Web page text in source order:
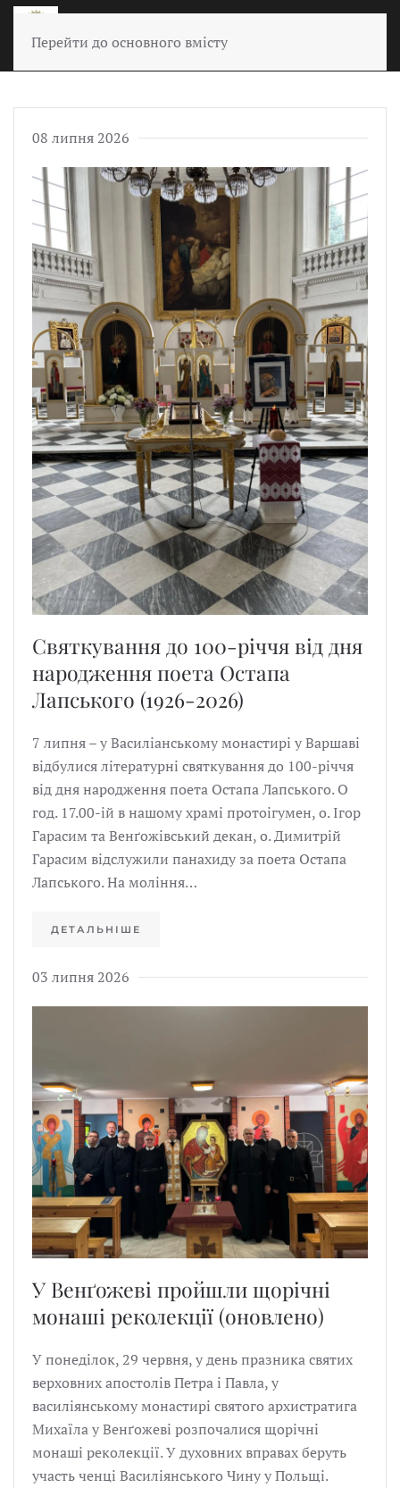
Перейти до основного вмісту
08 липня 2026
Святкування до 100-річчя від дня
народження поета Остапа
Лапського (1926-2026)
7 липня – у Василіанському монастирі у Варшаві
відбулися літературні святкування до 100-річчя
від дня народження поета Остапа Лапського. О
год. 17.00-ій в нашому храмі протоігумен, о. Ігор
Гарасим та Венґожівський декан, о. Димитрій
Гарасим відслужили панахиду за поета Остапа
Лапського. На моління…
ДЕТАЛЬНІШЕ
03 липня 2026
У Венґожеві пройшли щорічні
монаші реколекції (оновлено)
У понеділок, 29 червня, у день празника святих
верховних апостолів Петра і Павла, у
василіянському монастирі святого архистратига
Михаїла у Венґожеві розпочалися щорічні
монаші реколекції. У духовних вправах беруть
участь ченці Василіянського Чину у Польщі.